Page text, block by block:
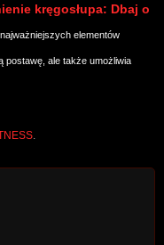
kręgosłupa: Dbaj o
elementów
postawę, ale także umożliwia